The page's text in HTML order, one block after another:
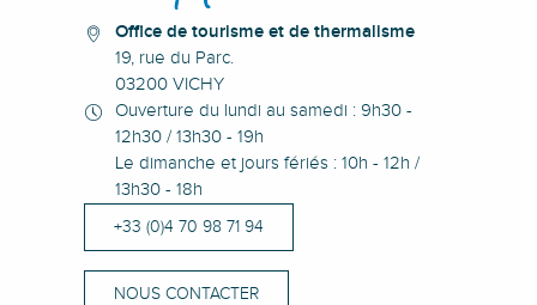
Office de tourisme et de thermalisme
19, rue du Parc.
03200 VICHY
Ouverture du lundi au samedi : 9h30 -
12h30 / 13h30 - 19h
Le dimanche et jours fériés : 10h - 12h /
13h30 - 18h
+33 (0)4 70 98 71 94
NOUS CONTACTER